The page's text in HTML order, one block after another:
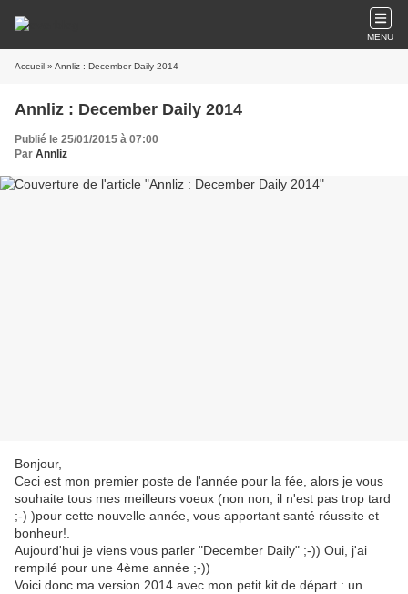
MENU
Accueil » Annliz : December Daily 2014
Annliz : December Daily 2014
Publié le 25/01/2015 à 07:00
Par Annliz
Bonjour,
Ceci est mon premier poste de l'année pour la fée, alors je vous
souhaite tous mes meilleurs voeux (non non, il n'est pas trop tard
;-) )pour cette nouvelle année, vous apportant santé réussite et
bonheur!.
Aujourd'hui je viens vous parler "December Daily" ;-)) Oui, j'ai
rempilé pour une 4ème année ;-))
Voici donc ma version 2014 avec mon petit kit de départ : un